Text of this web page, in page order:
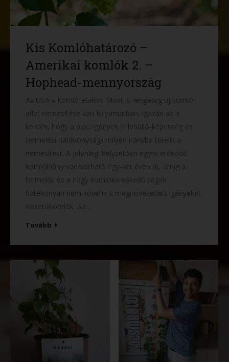
Kis Komlóhatározó –
Amerikai komlók 2. –
Hophead-mennyország
Az USA a komló-etalon. Most is rengeteg új komló-
alfaj nemesítése van folyamatban, igazán az a
kérdés, hogy a piaci igények (ellenálló-képesség és
termelési hatékonyság) milyen irányba terelik a
nemesítést. A jelenlegi helyzetben egyre erősödő
komlóhiány van/várható egy-két éven át, amíg a
termelők és a nagy komlókereskedő cégek
hatékonyan nem követik a megnövekedett igényeket.
Keserűkomlók Az…
Tovább